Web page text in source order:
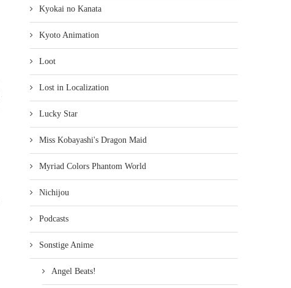
Kyokai no Kanata
Kyoto Animation
Loot
Lost in Localization
Lucky Star
Miss Kobayashi's Dragon Maid
Myriad Colors Phantom World
Nichijou
Podcasts
Sonstige Anime
Angel Beats!